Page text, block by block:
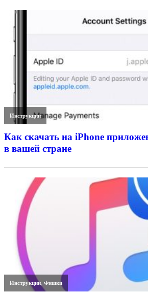
Инструкции
Как скачать на iPhone
в вашей стране
Инструкции,Фишки